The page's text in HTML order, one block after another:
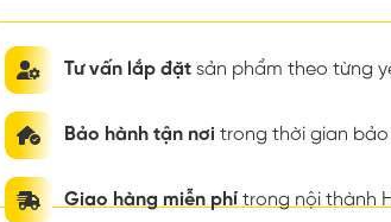
Tư vấn lắp đặt sản phẩm theo từng
Bảo hành tận nơi trong thời gian
Giao hàng miễn phí trong nội thành